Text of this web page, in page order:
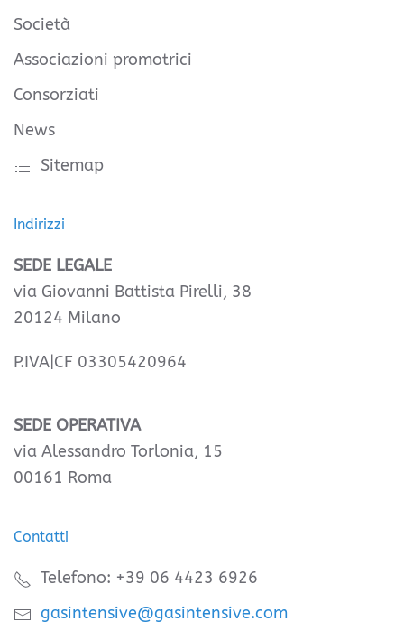
Società
Associazioni promotrici
Consorziati
News
Sitemap
Indirizzi
SEDE LEGALE
via Giovanni Battista Pirelli, 38
20124 Milano
P.IVA|CF 03305420964
SEDE OPERATIVA
via Alessandro Torlonia, 15
00161 Roma
Contatti
Telefono: +39 06 4423 6926
gasintensive@gasintensive.com